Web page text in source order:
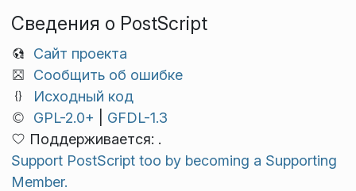
Сведения о PostScript
Сайт проекта
Сообщить об ошибке
Исходный код
GPL-2.0+
GFDL-1.3
Поддерживается: .
Support PostScript too by becoming a Supporting
Member.